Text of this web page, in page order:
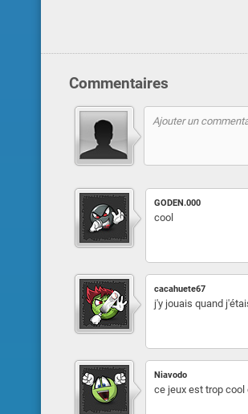
Commentaires
GODEN.000
cool
cacahuete67
j'y jouais quand
Niavodo
ce jeux est trop cool